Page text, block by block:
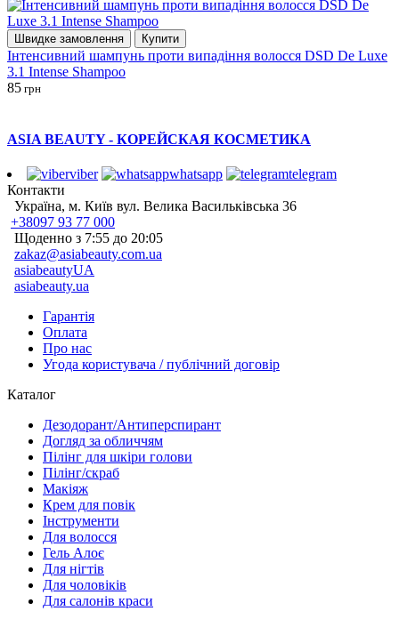
Швидке замовлення Купити
Інтенсивний шампунь проти випадіння волосся DSD De Luxe
3.1 Intense Shampoo
85 грн
ASIA BEAUTY - КОРЕЙСКАЯ КОСМЕТИКА
viber whatsapp
telegram
Контакти
Україна, м. Київ вул. Велика Васильківська 36
+38097 93 77 000
Щоденно з 7:55 до 20:05
zakaz@asiabeauty.com.ua
asiabeautyUA
asiabeauty.ua
Гарантія
Оплата
Про нас
Угода користувача / публічний договір
Каталог
Дезодорант/Антиперспирант
Догляд за обличчям
Пілінг для шкіри голови
Пілінг/скраб
Макіяж
Крем для повік
Інструменти
Для волосся
Гель Алоє
Для нігтів
Для чоловіків
Для салонів краси